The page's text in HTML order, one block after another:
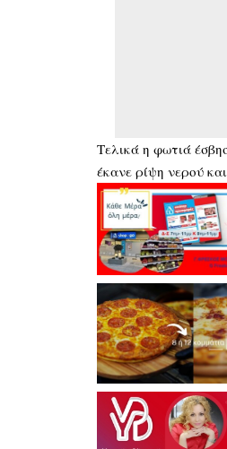
Τελικά η φωτιά
έκανε ρίψη νερού